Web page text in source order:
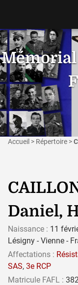
Accueil > Répertoire >
Daniel,
Naissance : 11
Lésigny - Vienne -
Affectations :
SAS, 3e RCP
Matricule FAFL :